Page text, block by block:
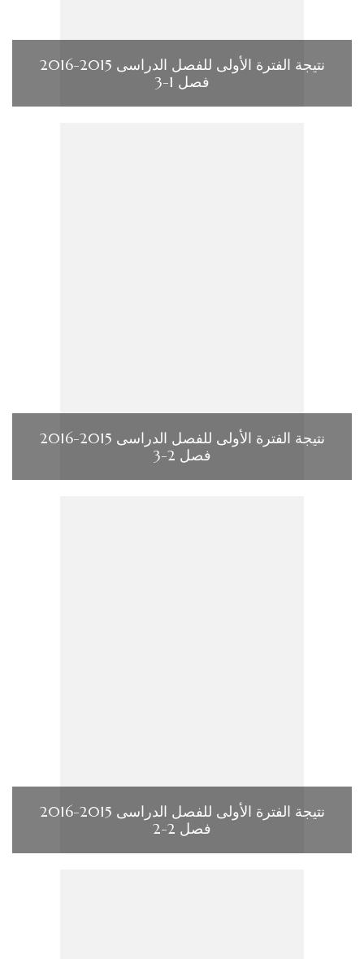
نتيجة الفترة الأولى للفصل الدراسى 2015-2016
فصل 1-3
نتيجة الفترة الأولى للفصل الدراسى 2015-2016
فصل 2-3
نتيجة الفترة الأولى للفصل الدراسى 2015-2016
فصل 2-2